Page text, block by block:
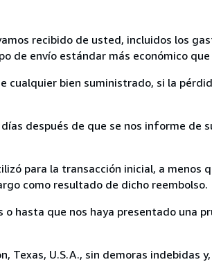
recibido de usted, incluidos los
de envío estándar más económico
cualquier bien suministrado, si la
después de que se nos informe de
para la transacción inicial, a menos
como resultado de dicho reembolso.
hasta que nos haya presentado una
U.S.A., sin demoras indebidas